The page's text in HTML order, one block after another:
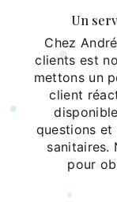
Un
Chez
clients est
mettons un
client
questions
sanitaires.
pour